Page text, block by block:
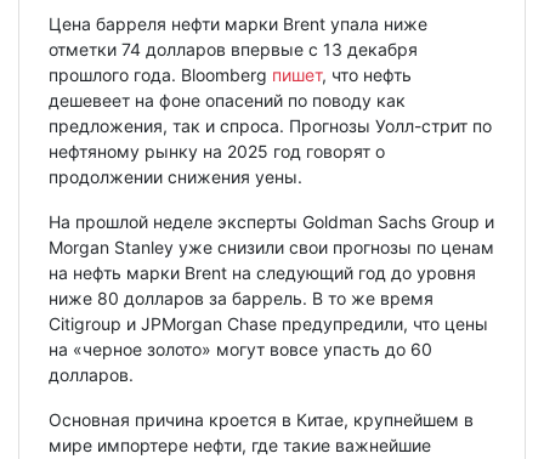
Цена барреля нефти марки Brent упала ниже
отметки 74 долларов впервые с 13 декабря
прошлого года. Bloomberg пишет, что нефть
дешевеет на фоне опасений по поводу как
предложения, так и спроса. Прогнозы Уолл-стрит по
нефтяному рынку на 2025 год говорят о
продолжении снижения уены.
На прошлой неделе эксперты Goldman Sachs Group и
Morgan Stanley уже снизили свои прогнозы по ценам
на нефть марки Brent на следующий год до уровня
ниже 80 долларов за баррель. В то же время
Citigroup и JPMorgan Chase предупредили, что цены
на «черное золото» могут вовсе упасть до 60
долларов.
Основная причина кроется в Китае, крупнейшем в
мире импортере нефти, где такие важнейшие